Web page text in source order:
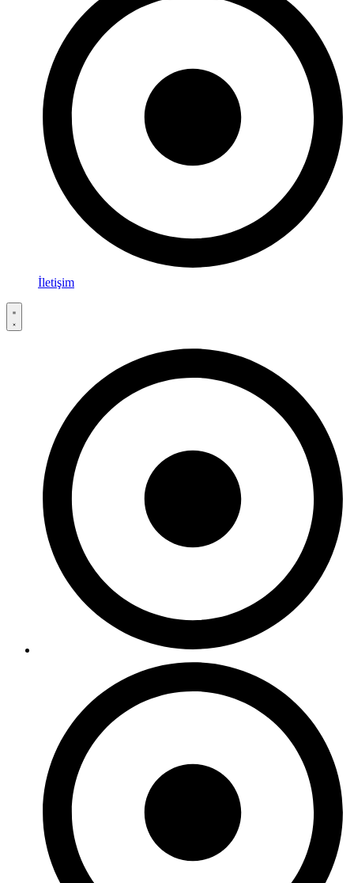
İletişim